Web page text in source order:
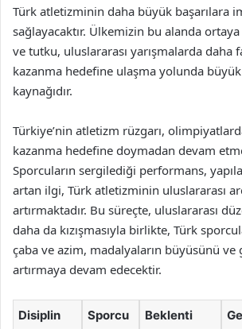
Türk atletizminin daha büyük başarılara
sağlayacaktır. Ülkemizin bu alanda
ve tutku, uluslararası yarışmalarda daha
kazanma hedefine ulaşma yolunda
kaynağıdır.
Türkiye’nin atletizm rüzgarı,
kazanma hedefine doymadan devam
Sporcuların sergilediği performans,
artan ilgi, Türk atletizminin uluslararası
artırmaktadır. Bu süreçte, uluslararası
daha da kızışmasıyla birlikte, Türk
çaba ve azim, madalyaların büyüsünü ve
artırmaya devam edecektir.
Disiplin Sporcu Beklenti